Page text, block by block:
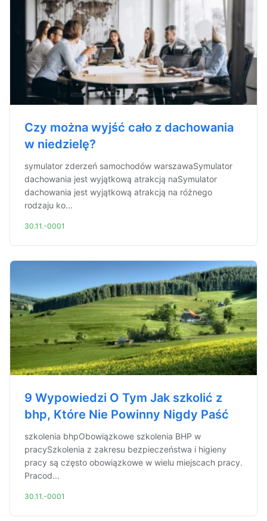
Czy można wyjść cało z dachowania
w niedzielę?
symulator zderzeń samochodów warszawaSymulator
dachowania jest wyjątkową atrakcją naSymulator
dachowania jest wyjątkową atrakcją na różnego
rodzaju ko...
30.11.-0001
9 Wypowiedzi O Tym Jak szkolić z
bhp, Które Nie Powinny Nigdy Paść
szkolenia bhpObowiązkowe szkolenia BHP w
pracySzkolenia z zakresu bezpieczeństwa i higieny
pracy są często obowiązkowe w wielu miejscach pracy.
Pracod...
30.11.-0001